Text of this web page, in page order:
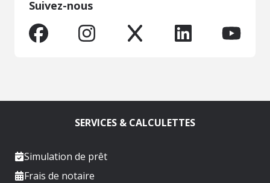
Suivez-nous
SERVICES & CALCULETTES
Simulation de prêt
Frais de notaire